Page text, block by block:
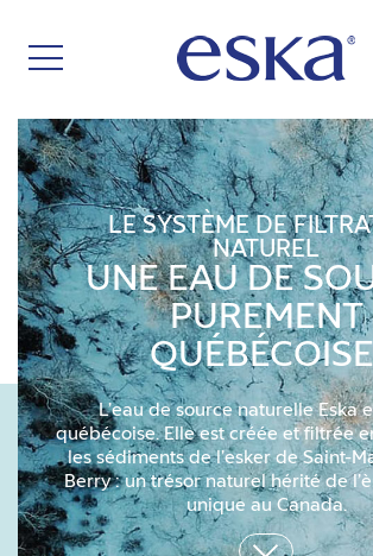
LE SYSTÈME DE
NATUREL
UNE EAU DE
PUREMENT
L’eau de source naturelle Eska
québécoise. Elle est créée et filtrée
les sédiments de l’esker de Saint-
Berry : un trésor naturel hérité de
unique au Canada.